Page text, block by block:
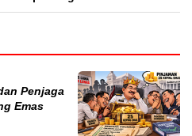
Penjaga
Emas